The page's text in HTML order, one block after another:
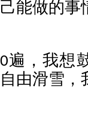
能做的事
遍，我想
由滑雪，